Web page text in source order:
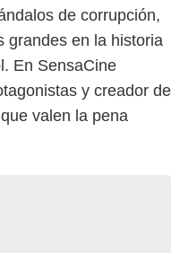
de corrupción,
grandes en la historia
En SensaCine
y creador de
valen la pena